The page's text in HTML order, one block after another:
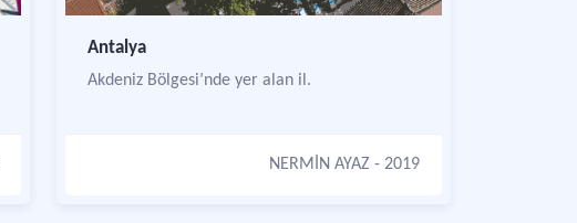
Antalya
Akdeniz Bölgesi’nde yer alan il.
NERMİN AYAZ - 2019